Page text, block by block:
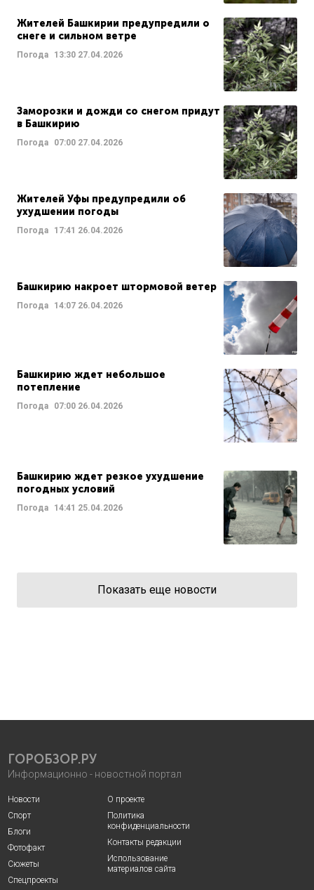
Жителей Башкирии предупредили о
снеге и сильном ветре
Погода 13:30 27.04.2026
Заморозки и дожди со снегом придут
в Башкирию
Погода 07:00 27.04.2026
Жителей Уфы предупредили об
ухудшении погоды
Погода 17:41 26.04.2026
Башкирию накроет штормовой ветер
Погода 14:07 26.04.2026
Башкирию ждет небольшое
потепление
Погода 07:00 26.04.2026
Башкирию ждет резкое ухудшение
погодных условий
Погода 14:41 25.04.2026
Показать еще новости
ГОРОБЗОР.РУ
Информационно - новостной портал
Новости
Спорт
Блоги
Фотофакт
Сюжеты
Спецпроекты
О проекте
Политика
конфиденциальности
Контакты редакции
Использование
материалов сайта